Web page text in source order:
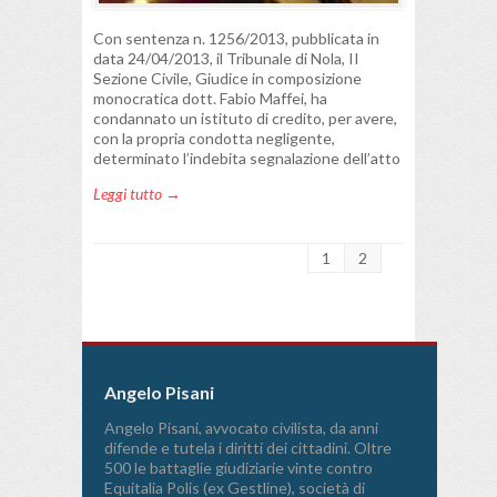
Con sentenza n. 1256/2013, pubblicata in
data 24/04/2013, il Tribunale di Nola, II
Sezione Civile, Giudice in composizione
monocratica dott. Fabio Maffei, ha
condannato un istituto di credito, per avere,
con la propria condotta negligente,
determinato l’indebita segnalazione dell’atto
Leggi tutto →
1 2
Angelo Pisani
Angelo Pisani, avvocato civilista, da anni
difende e tutela i diritti dei cittadini. Oltre
500 le battaglie giudiziarie vinte contro
Equitalia Polis (ex Gestline), società di